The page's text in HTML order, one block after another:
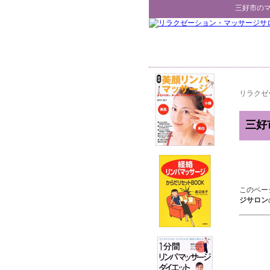
三好市の
リラク
三好
このペ
ジサロン